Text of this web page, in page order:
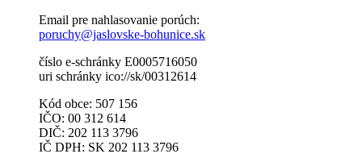
Email pre nahlasovanie porúch:
poruchy@jaslovske-bohunice.sk
číslo e-schránky E0005716050
uri schránky ico://sk/00312614
Kód obce: 507 156
IČO: 00 312 614
DIČ: 202 113 3796
IČ DPH: SK 202 113 3796